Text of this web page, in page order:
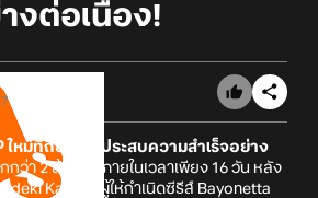
งต่อเนื่อง!
ใหม่ที่ถือได้ว่าประสบความสำเร็จอย่าง
กว่า 2 ล้านชุด ภายในเวลาเพียง 16 วัน หลัง
Kamiya ผู้ให้กำเนิดซีรีส์ Bayonetta